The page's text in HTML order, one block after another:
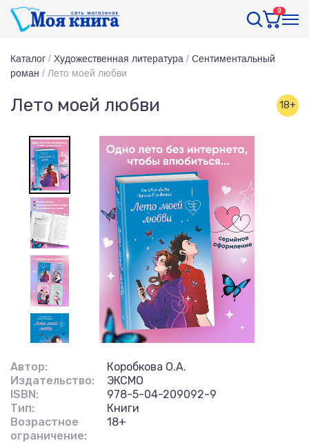
0
Каталог / Художественная литература / Сентиментальный
роман / Лето моей любви
Лето моей любви 18+
Автор:
Коробкова О.А.
Издательство:
ЭКСМО
ISBN:
978-5-04-209092-9
Тип:
Книги
Возрастное
ограничение:
18+